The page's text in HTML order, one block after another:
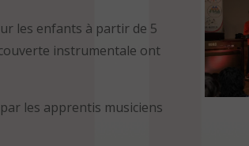
les enfants à partir de 5
instrumentale ont
les apprentis musiciens